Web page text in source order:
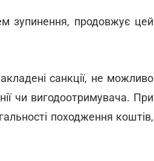
зупинення, продовжує цей
санкції, не можливо
чи вигодоотримувача. При
походження коштів,